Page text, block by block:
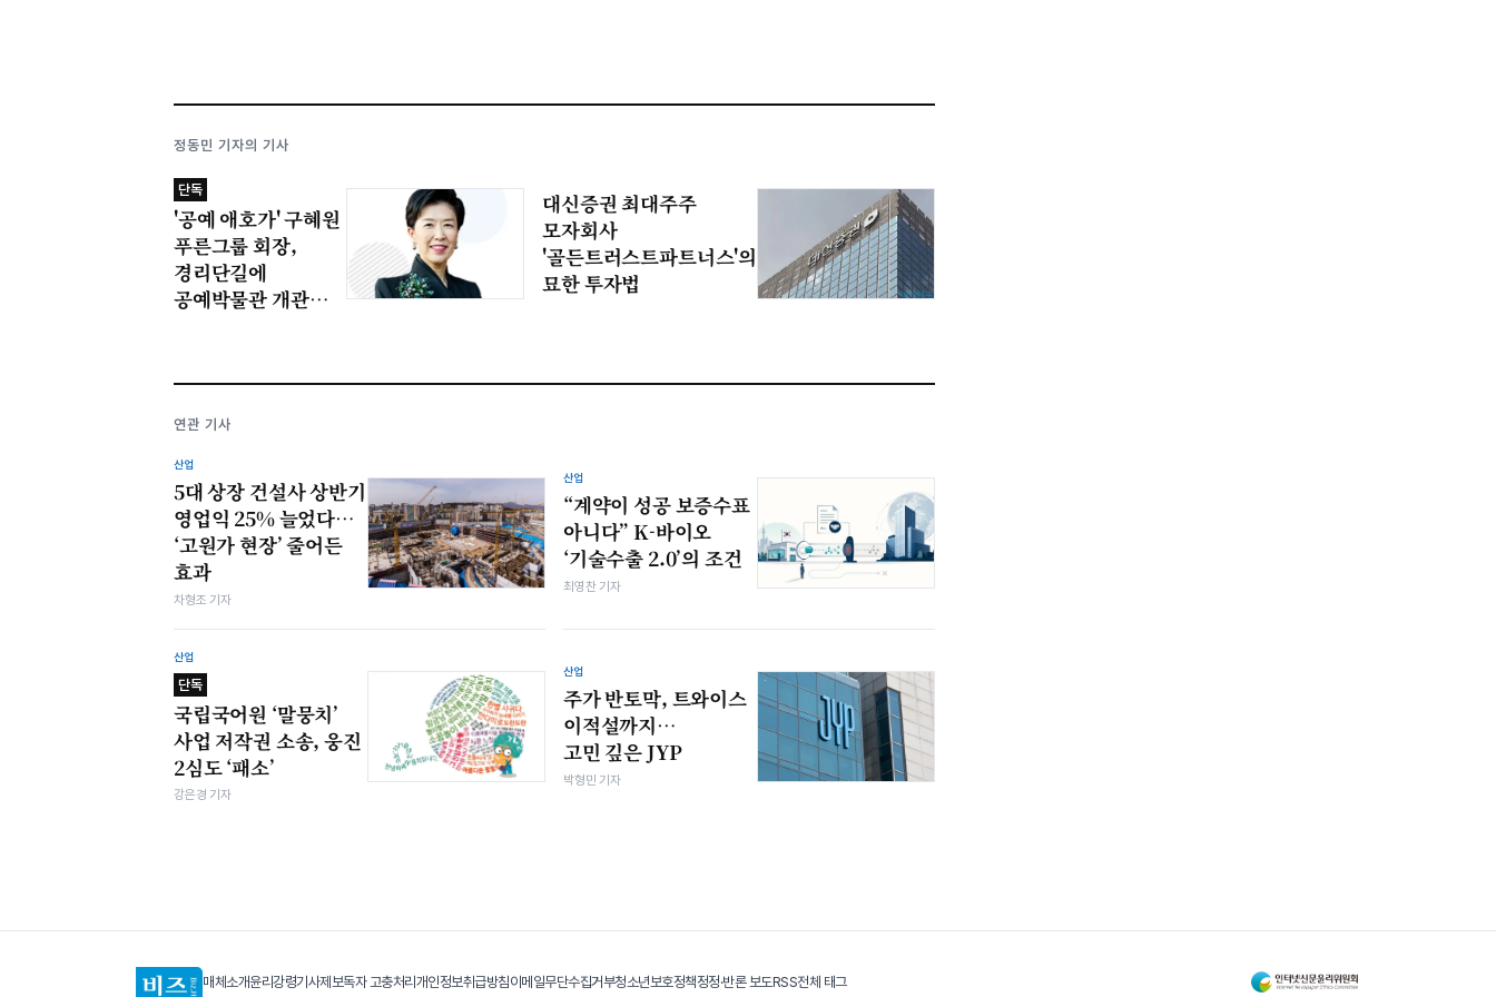
정동민 기자의 기사
단독
'공예 애호가' 구혜원
푸른그룹 회장,
경리단길에
공예박물관 개관
대신증권 최대주주
모자회사
'골든트러스트파트너스'의
묘한 투자법
연관 기사
산업
5대 상장 건설사 상반기
영업익 25% 늘었다…
‘고원가 현장’ 줄어든
효과
차형조 기자
산업
“계약이 성공 보증수표
아니다” K-바이오
‘기술수출 2.0’의 조건
최영찬 기자
산업
단독
국립국어원 ‘말뭉치’
사업 저작권 소송, 웅진
2심도 ‘패소’
강은경 기자
산업
주가 반토막, 트와이스
이적설까지…
고민 깊은 JYP
박형민 기자
매체소개윤리강령기사제보독자 고충처리개인정보취급방침이메일무단수집거부청소년보호정책정정·반론 보도RSS전체 태그